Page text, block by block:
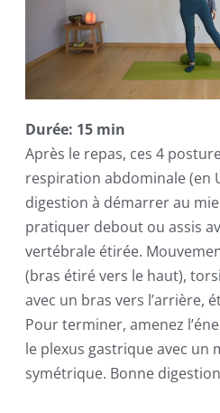
Durée: 15 min
Après le repas, ces 4
respiration abdominale (en
digestion à démarrer au
pratiquer debout ou assis
vertébrale étirée.
(bras étiré vers le haut),
avec un bras vers l’arrière,
Pour terminer, amenez
le plexus gastrique avec un
symétrique. Bonne